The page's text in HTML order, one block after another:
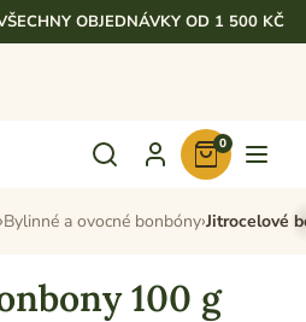
OBJEDNÁVKY OD 1 500 KČ
Nákupní
košík
0
Bylinné a ovocné bonbóny Jitrocelové
100 g